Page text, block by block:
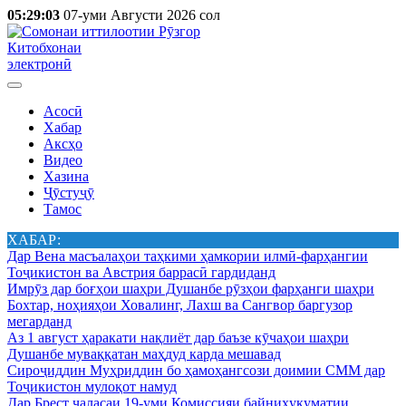
05:29:03 07-уми Августи 2026 сол
Китобхонаи
электронӣ
Асосӣ
Хабар
Аксҳо
Видео
Хазина
Ҷӯстуҷӯ
Тамос
ХАБАР:
Дар Вена масъалаҳои таҳкими ҳамкории илмӣ-фарҳангии
Тоҷикистон ва Австрия баррасӣ гардиданд
Имрӯз дар боғҳои шаҳри Душанбе рӯзҳои фарҳанги шаҳри
Бохтар, ноҳияҳои Ховалинг, Лахш ва Сангвор баргузор
мегарданд
Аз 1 август ҳаракати нақлиёт дар баъзе кӯчаҳои шаҳри
Душанбе муваққатан маҳдуд карда мешавад
Сироҷиддин Муҳриддин бо ҳамоҳангсози доимии СММ дар
Тоҷикистон мулоқот намуд
Дар Брест ҷаласаи 19-уми Комиссияи байниҳукуматии